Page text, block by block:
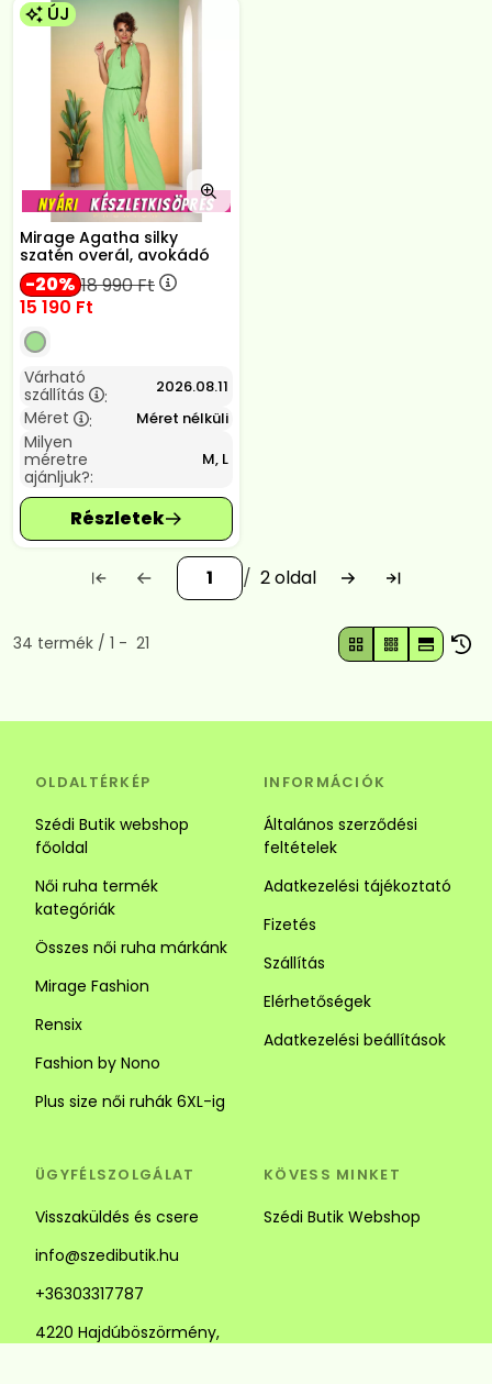
ÚJ
Mirage Agatha silky
szatén overál, avokádó
20 18 990Ft
15 190 Ft
Várható
szállítás
: 2026.08.11
Méret : Méret nélküli
Milyen
méretre
ajánljuk?:
M, L
2
Összes termék a kategóriában
34 termék 1 21
OLDALTÉRKÉP
Szédi Butik webshop
főoldal
Női ruha termék
kategóriák
Összes női ruha márkánk
Mirage Fashion
Rensix
Fashion by Nono
Plus size női ruhák 6XL-ig
INFORMÁCIÓK
Általános szerződési
feltételek
Adatkezelési tájékoztató
Fizetés
Szállítás
Elérhetőségek
Adatkezelési beállítások
ÜGYFÉLSZOLGÁLAT
Visszaküldés és csere
info@szedibutik.hu
+36303317787
4220 Hajdúböszörmény,
KÖVESS MINKET
Szédi Butik Webshop